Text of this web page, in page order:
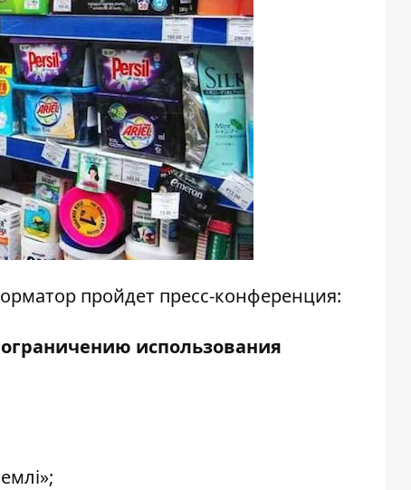
пройдет пресс-конференция:
использования